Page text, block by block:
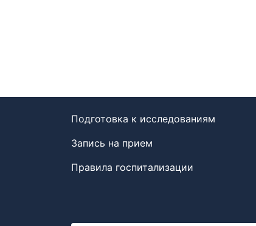
Подготовка к исследованиям
Запись на прием
Правила госпитализации